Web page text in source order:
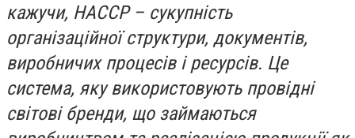
кажучи, НАССР – сукупність
організаційної структури, документів,
виробничих процесів і ресурсів. Це
система, яку використовують провідні
світові бренди, що займаються